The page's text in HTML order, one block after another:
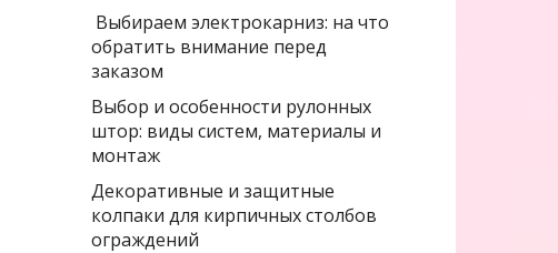
Выбираем электрокарниз: на что
обратить внимание перед
заказом
Выбор и особенности рулонных
штор: виды систем, материалы и
монтаж
Декоративные и защитные
колпаки для кирпичных столбов
ограждений